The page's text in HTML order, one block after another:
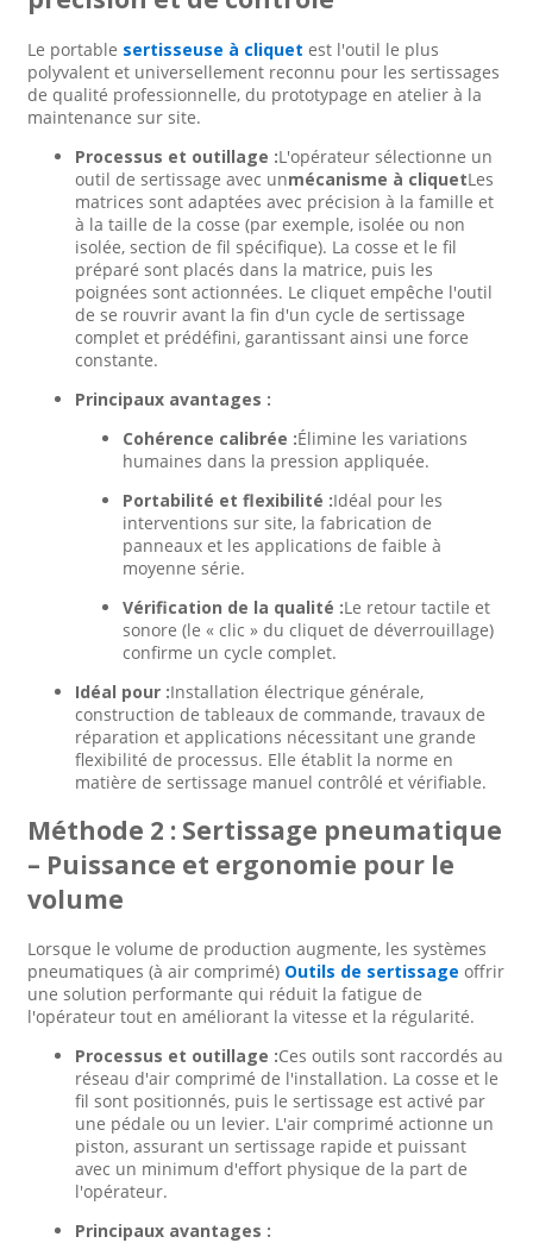
Le portable sertisseuse à cliquet est l'outil le plus
polyvalent et universellement reconnu pour les sertissages
de qualité professionnelle, du prototypage en atelier à la
maintenance sur site.
Processus et outillage :L'opérateur sélectionne un
outil de sertissage avec unmécanisme à cliquetLes
matrices sont adaptées avec précision à la famille et
à la taille de la cosse (par exemple, isolée ou non
isolée, section de fil spécifique). La cosse et le fil
préparé sont placés dans la matrice, puis les
poignées sont actionnées. Le cliquet empêche l'outil
de se rouvrir avant la fin d'un cycle de sertissage
complet et prédéfini, garantissant ainsi une force
constante.
Principaux avantages :
Cohérence calibrée :Élimine les variations
humaines dans la pression appliquée.
Portabilité et flexibilité :Idéal pour les
interventions sur site, la fabrication de
panneaux et les applications de faible à
moyenne série.
Vérification de la qualité :Le retour tactile et
sonore (le « clic » du cliquet de déverrouillage)
confirme un cycle complet.
Idéal pour :Installation électrique générale,
construction de tableaux de commande, travaux de
réparation et applications nécessitant une grande
flexibilité de processus. Elle établit la norme en
matière de sertissage manuel contrôlé et vérifiable.
Méthode 2 : Sertissage pneumatique
– Puissance et ergonomie pour le
volume
Lorsque le volume de production augmente, les systèmes
pneumatiques (à air comprimé) Outils de sertissage offrir
une solution performante qui réduit la fatigue de
l'opérateur tout en améliorant la vitesse et la régularité.
Processus et outillage :Ces outils sont raccordés au
réseau d'air comprimé de l'installation. La cosse et le
fil sont positionnés, puis le sertissage est activé par
une pédale ou un levier. L'air comprimé actionne un
piston, assurant un sertissage rapide et puissant
avec un minimum d'effort physique de la part de
l'opérateur.
Principaux avantages :